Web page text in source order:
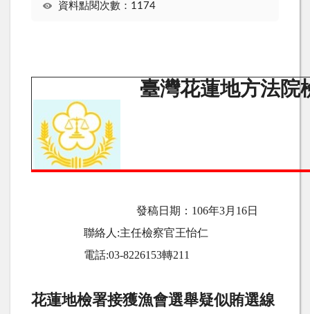
資料點閱次數：1174
臺灣花蓮地方法院
發稿日期： 106年3月16日
聯絡人 :主任檢察官王怡仁
電話:03-8226153轉211
花蓮地檢署接獲漁會選舉疑似賄選線